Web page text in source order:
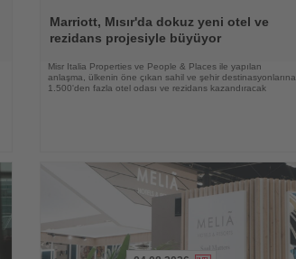
Oku
Marriott, Mısır'da dokuz yeni otel ve
rezidans projesiyle büyüyor
Misr Italia Properties ve People & Places ile yapılan
anlaşma, ülkenin öne çıkan sahil ve şehir destinasyonlarına
1.500'den fazla otel odası ve rezidans kazandıracak